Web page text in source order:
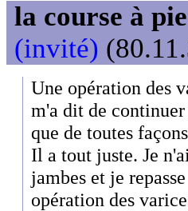
la course à
(invité)
Une opération des
m'a dit de
que de toutes
Il a tout juste. Je
jambes et je
opération des